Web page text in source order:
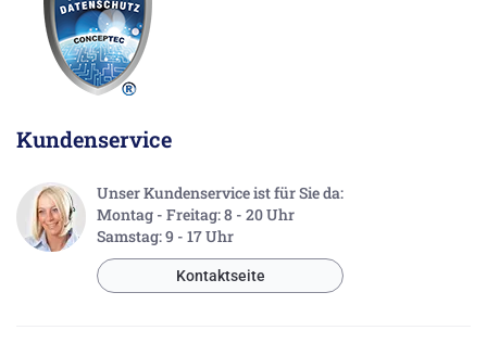
Kundenservice
Unser Kundenservice ist für Sie da:
Montag - Freitag: 8 - 20 Uhr
Samstag: 9 - 17 Uhr
Kontaktseite